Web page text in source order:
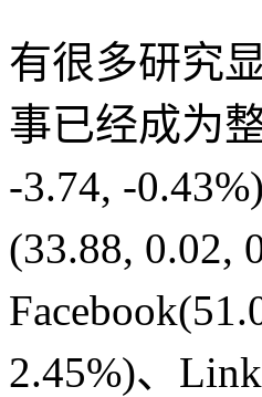
有很多研究
事已经成为
-3.74, -
(33.88, 0.02,
2.45%)、